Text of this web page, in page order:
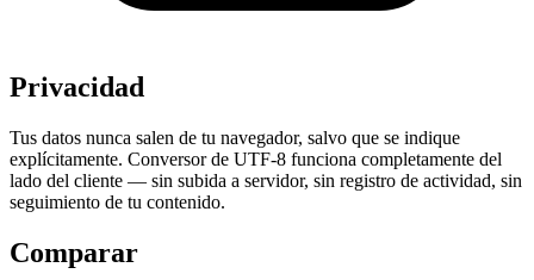
Privacidad
Tus datos nunca salen de tu navegador, salvo que se indique
explícitamente. Conversor de UTF-8 funciona completamente del
lado del cliente — sin subida a servidor, sin registro de actividad, sin
seguimiento de tu contenido.
Comparar